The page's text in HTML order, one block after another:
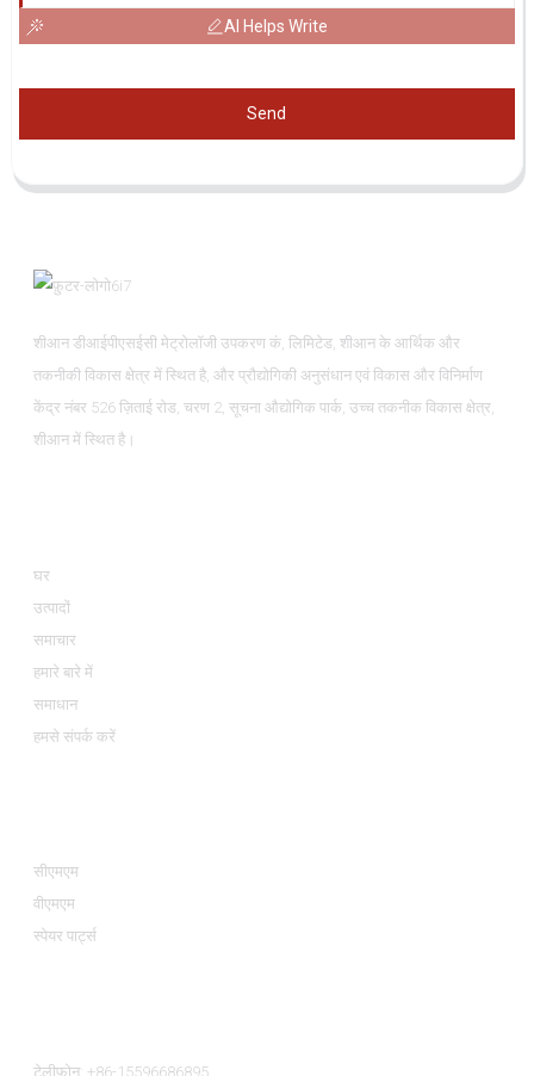
AI Helps Write
Send
शीआन डीआईपीएसईसी मेट्रोलॉजी उपकरण कं, लिमिटेड, शीआन के आर्थिक और
तकनीकी विकास क्षेत्र में स्थित है, और प्रौद्योगिकी अनुसंधान एवं विकास और विनिर्माण
केंद्र नंबर 526 ज़िताई रोड, चरण 2, सूचना औद्योगिक पार्क, उच्च तकनीक विकास क्षेत्र,
शीआन में स्थित है।
घर
उत्पादों
समाचार
हमारे बारे में
समाधान
हमसे संपर्क करें
सीएमएम
वीएमएम
स्पेयर पार्ट्स
टेलीफ़ोन: +86-15596686895